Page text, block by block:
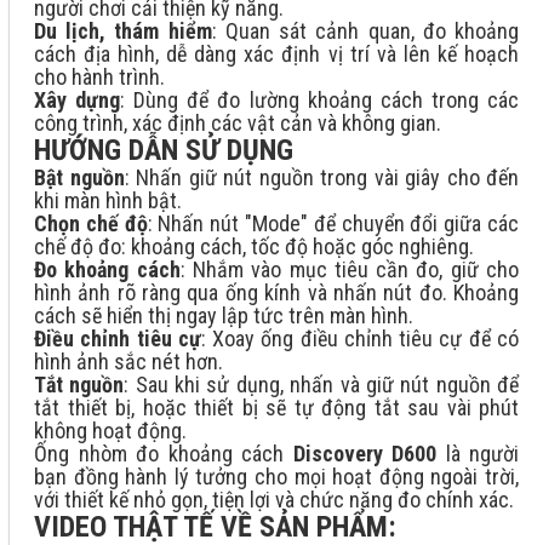
người chơi cải thiện kỹ năng.
Du lịch, thám hiểm: Quan sát cảnh quan, đo khoảng
cách địa hình, dễ dàng xác định vị trí và lên kế hoạch
cho hành trình.
Xây dựng: Dùng để đo lường khoảng cách trong các
công trình, xác định các vật cản và không gian.
HƯỚNG DẪN SỬ DỤNG
Bật nguồn: Nhấn giữ nút nguồn trong vài giây cho đến
khi màn hình bật.
Chọn chế độ: Nhấn nút "Mode" để chuyển đổi giữa các
chế độ đo: khoảng cách, tốc độ hoặc góc nghiêng.
Đo khoảng cách: Nhắm vào mục tiêu cần đo, giữ cho
hình ảnh rõ ràng qua ống kính và nhấn nút đo. Khoảng
cách sẽ hiển thị ngay lập tức trên màn hình.
Điều chỉnh tiêu cự: Xoay ống điều chỉnh tiêu cự để có
hình ảnh sắc nét hơn.
Tắt nguồn: Sau khi sử dụng, nhấn và giữ nút nguồn để
tắt thiết bị, hoặc thiết bị sẽ tự động tắt sau vài phút
không hoạt động.
Ống nhòm đo khoảng cách Discovery D600 là người
bạn đồng hành lý tưởng cho mọi hoạt động ngoài trời,
với thiết kế nhỏ gọn, tiện lợi và chức năng đo chính xác.
VIDEO THẬT TẾ VỀ SẢN PHẨM: